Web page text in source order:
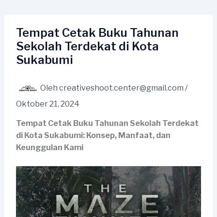
kontenTempat Cetak Buku Tahunan
Sekolah Terdekat di Kota
Sukabumi
Oleh creativeshoot.center@gmail.com /
Oktober 21, 2024
Tempat Cetak Buku Tahunan Sekolah Terdekat
di Kota Sukabumi: Konsep, Manfaat, dan
Keunggulan Kami